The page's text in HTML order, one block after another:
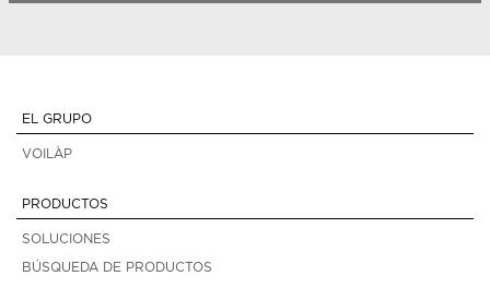
EL GRUPO
VOILÀP
PRODUCTOS
SOLUCIONES
BÚSQUEDA DE PRODUCTOS